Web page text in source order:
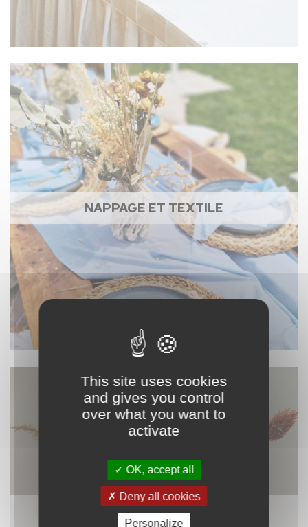
NAPPAGE ET TEXTILE
DÉCORATION
This site uses cookies
and gives you control
over what you want to
activate
OK, accept all
Deny all cookies
Personalize